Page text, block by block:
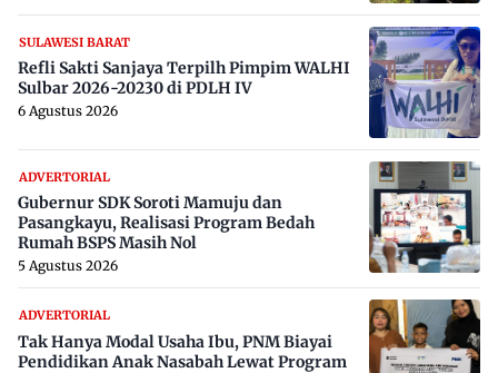
SULAWESI BARAT
Refli Sakti Sanjaya Terpilh Pimpim WALHI
Sulbar 2026-20230 di PDLH IV
6 Agustus 2026
ADVERTORIAL
Gubernur SDK Soroti Mamuju dan
Pasangkayu, Realisasi Program Bedah
Rumah BSPS Masih Nol
5 Agustus 2026
ADVERTORIAL
Tak Hanya Modal Usaha Ibu, PNM Biayai
Pendidikan Anak Nasabah Lewat Program